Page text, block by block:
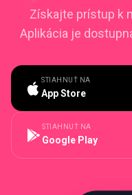
Získajte prístup k
Aplikácia je
STIAHNUŤ NA
App Store
STIAHNUŤ NA
Google Play